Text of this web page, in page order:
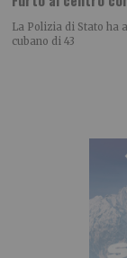
La Polizia di Stato ha
cubano di 43